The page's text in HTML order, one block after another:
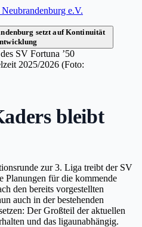
e.V.
SV Fortuna ’50
2025/2026 (Foto:
bleibt
zur 3. Liga treibt der SV
Planungen für die kommende
den bereits vorgestellten
auch in der bestehenden
Der Großteil der aktuellen
und das ligaunabhängig.